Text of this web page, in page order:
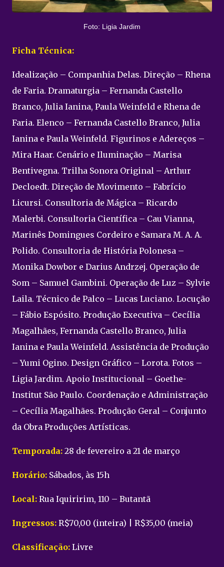
Foto: Ligia Jardim
Ficha Técnica:
Idealização – Companhia Delas. Direção – Rhena
de Faria. Dramaturgia – Fernanda Castello
Branco, Julia Ianina, Paula Weinfeld e Rhena de
Faria. Elenco – Fernanda Castello Branco, Julia
Ianina e Paula Weinfeld. Figurinos e Adereços –
Mira Haar. Cenário e Iluminação – Marisa
Bentivegna. Trilha Sonora Original – Arthur
Decloedt. Direção de Movimento – Fabrício
Licursi. Consultoria de Mágica – Ricardo
Malerbi. Consultoria Científica – Cau Vianna,
Marinês Domingues Cordeiro e Samara M. A. A.
Polido. Consultoria de História Polonesa –
Monika Dowbor e Darius Andrzej. Operação de
Som – Samuel Gambini. Operação de Luz – Sylvie
Laila. Técnico de Palco – Lucas Luciano. Locução
– Fábio Espósito. Produção Executiva – Cecília
Magalhães, Fernanda Castello Branco, Julia
Ianina e Paula Weinfeld. Assistência de Produção
– Yumi Ogino. Design Gráfico – Lorota. Fotos –
Ligia Jardim. Apoio Institucional – Goethe-
Institut São Paulo. Coordenação e Administração
– Cecília Magalhães. Produção Geral – Conjunto
da Obra Produções Artísticas.
Temporada: 28 de fevereiro a 21 de março
Horário: Sábados, às 15h
Local: Rua Iquiririm, 110 – Butantã
Ingressos: R$70,00 (inteira) | R$35,00 (meia)
Classificação: Livre